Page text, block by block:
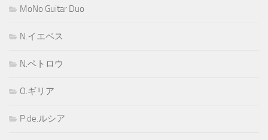
MoNo Guitar Duo
N.イエペス
N.ペトロウ
O.ギリア
P.de.ルシア